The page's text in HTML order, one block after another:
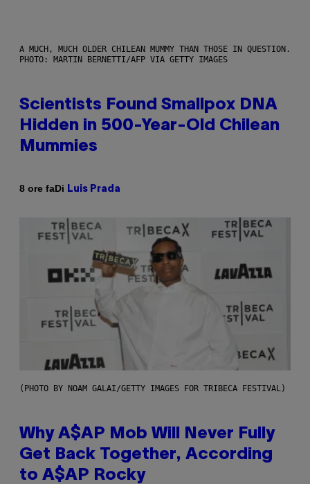
A MUCH, MUCH OLDER CHILEAN MUMMY THAN THOSE IN QUESTION.
PHOTO: MARTIN BERNETTI/AFP VIA GETTY IMAGES
Scientists Found Smallpox DNA
Hidden in 500-Year-Old Chilean
Mummies
8 ore faDi Luis Prada
(PHOTO BY NOAM GALAI/GETTY IMAGES FOR TRIBECA FESTIVAL)
Why A$AP Mob Will Never Fully
Get Back Together, According
to A$AP Rocky